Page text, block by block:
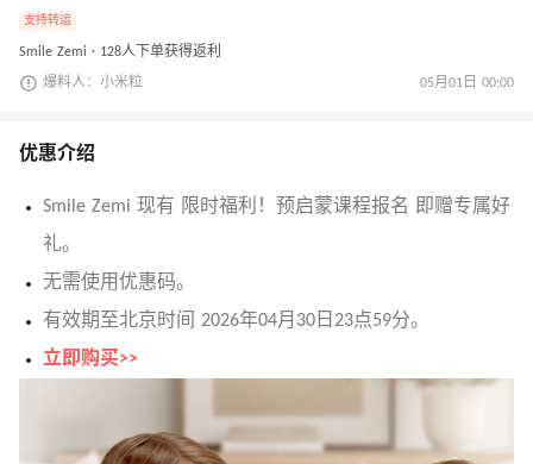
支持转运
Smile Zemi · 128人下单获得返利
爆料人：小米粒 05月01日 00:00
优惠介绍
Smile Zemi 现有 限时福利！预启蒙课程报名 即赠专属好
礼。
无需使用优惠码。
有效期至北京时间 2026年04月30日23点59分。
立即购买>>